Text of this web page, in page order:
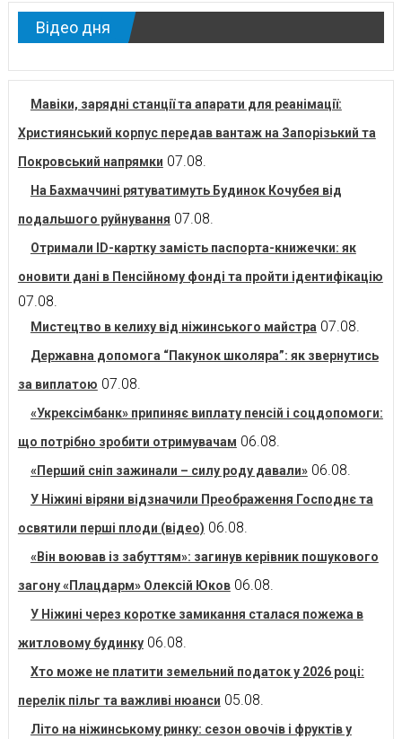
Відео дня
Мавіки, зарядні станції та апарати для реанімації:
Християнський корпус передав вантаж на Запорізький та
Покровський напрямки 07.08.
На Бахмаччині рятуватимуть Будинок Кочубея від
подальшого руйнування 07.08.
Отримали ID-картку замість паспорта-книжечки: як
оновити дані в Пенсійному фонді та пройти ідентифікацію
07.08.
Мистецтво в келиху від ніжинського майстра 07.08.
Державна допомога “Пакунок школяра”: як звернутись
за виплатою 07.08.
«Укрексімбанк» припиняє виплату пенсій і соцдопомоги:
що потрібно зробити отримувачам 06.08.
«Перший сніп зажинали – силу роду давали» 06.08.
У Ніжині віряни відзначили Преображення Господнє та
освятили перші плоди (відео) 06.08.
«Він воював із забуттям»: загинув керівник пошукового
загону «Плацдарм» Олексій Юков 06.08.
У Ніжині через коротке замикання сталася пожежа в
житловому будинку 06.08.
Хто може не платити земельний податок у 2026 році:
перелік пільг та важливі нюанси 05.08.
Літо на ніжинському ринку: сезон овочів і фруктів у